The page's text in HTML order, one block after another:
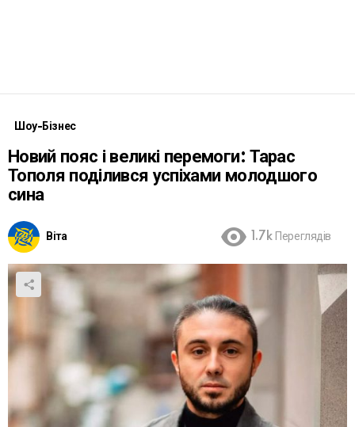
Шоу-Бізнес
Новий пояс і великі перемоги: Тарас
Тополя поділився успіхами молодшого
сина
Віта 1.7k Переглядів